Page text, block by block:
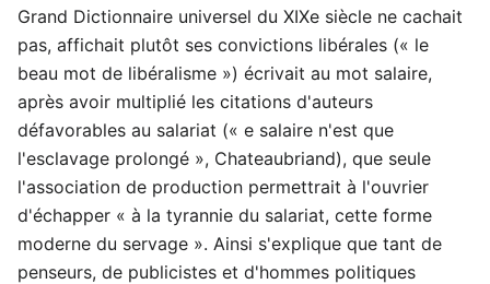
Grand Dictionnaire universel du XIXe siècle ne cachait
pas, affichait plutôt ses convictions libérales (« le
beau mot de libéralisme ») écrivait au mot salaire,
après avoir multiplié les citations d'auteurs
défavorables au salariat (« e salaire n'est que
l'esclavage prolongé », Chateaubriand), que seule
l'association de production permettrait à l'ouvrier
d'échapper « à la tyrannie du salariat, cette forme
moderne du servage ». Ainsi s'explique que tant de
penseurs, de publicistes et d'hommes politiques